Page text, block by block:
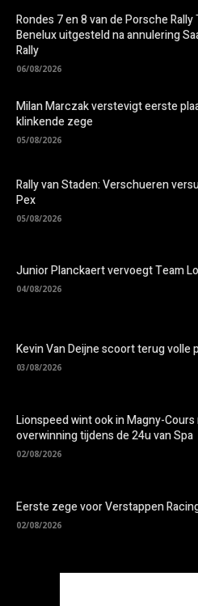
Rondes 7 en 8 van de Porsche
Benelux uitgesteld na annulering
Rally
06/08/2026
Milan Marczak verstevigt eerste
klinkende zege
05/08/2026
Rally van Staden: Verschueren
Pex
05/08/2026
Junior Planckaert vervoegt Team
04/08/2026
Kevin Van Deijne scoort terug volle
03/08/2026
Lionspeed wint ook in Magny-Cours
overwinning tijdens de 24u van Spa
02/08/2026
Eerste zege voor Verstappen
02/08/2026